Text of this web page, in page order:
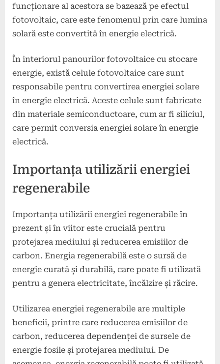
funcționare al acestora se bazează pe efectul
fotovoltaic, care este fenomenul prin care lumina
solară este convertită în energie electrică.
În interiorul panourilor fotovoltaice cu stocare
energie, există celule fotovoltaice care sunt
responsabile pentru convertirea energiei solare
în energie electrică. Aceste celule sunt fabricate
din materiale semiconductoare, cum ar fi siliciul,
care permit conversia energiei solare în energie
electrică.
Importanța utilizării energiei
regenerabile
Importanța utilizării energiei regenerabile în
prezent și în viitor este crucială pentru
protejarea mediului și reducerea emisiilor de
carbon. Energia regenerabilă este o sursă de
energie curată și durabilă, care poate fi utilizată
pentru a genera electricitate, încălzire și răcire.
Utilizarea energiei regenerabile are multiple
beneficii, printre care reducerea emisiilor de
carbon, reducerea dependenței de sursele de
energie fosile și protejarea mediului. De